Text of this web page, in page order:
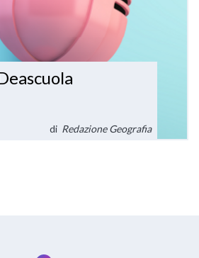
di Redazione Geografia